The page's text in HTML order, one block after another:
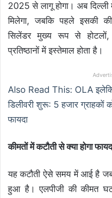
2025 से लागू होगा। अब
मिलेगा, जबकि पहले इसकी
सिलेंडर मुख्य रूप से होटलों,
प्रतिष्ठानों में इस्तेमाल होता है।
Also Read This: OLA
डिलीवरी शुरू: 5 हजार ग्राहकों
फायदा
कीमतों में कटौती से क्या होगा
यह कटौती ऐसे समय में आई है जब
हुआ है। एलपीजी की कीमत